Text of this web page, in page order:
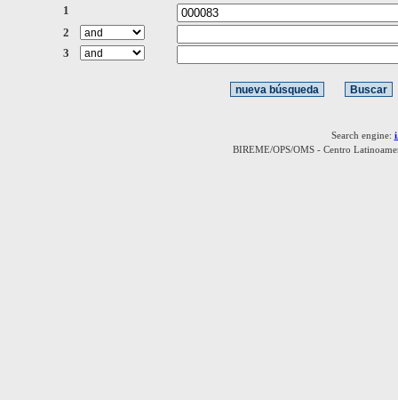
1
2
3
Search engine:
BIREME/OPS/OMS - Centro